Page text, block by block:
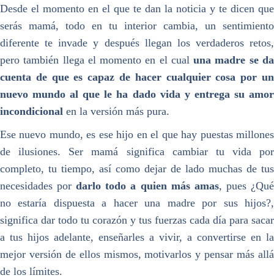
Desde el momento en el que te dan la noticia y te dicen que
serás mamá, todo en tu interior cambia, un sentimiento
diferente te invade y después llegan los verdaderos retos,
pero también llega el momento en el cual una madre se da
cuenta de que es capaz de hacer cualquier cosa por un
nuevo mundo al que le ha dado vida y entrega su amor
incondicional en la versión más pura.
Ese nuevo mundo, es ese hijo en el que hay puestas millones
de ilusiones. Ser mamá significa cambiar tu vida por
completo, tu tiempo, así como dejar de lado muchas de tus
necesidades pordarlo todo a quien más amas, pues ¿Qué
no estaría dispuesta a hacer una madre por sus hijos?,
significa dar todo tu corazón y tus fuerzas cada día para sacar
a tus hijos adelante, enseñarles a vivir, a convertirse en la
mejor versión de ellos mismos, motivarlos y pensar más allá
de los límites.